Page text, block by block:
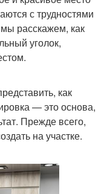
с трудностями
расскажем, как
уголок,
как
— это основа,
Прежде всего,
на участке.